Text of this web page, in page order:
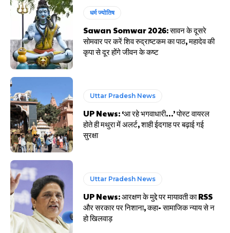
धर्म ज्योतिष
Sawan Somwar 2026: सावन के दूसरे
सोमवार पर करें शिव रुद्राष्टकम का पाठ, महादेव की
कृपा से दूर होंगे जीवन के कष्ट
Uttar Pradesh News
UP News: ‘आ रहे भगवाधारी…’ पोस्ट वायरल
होते ही मथुरा में अलर्ट, शाही ईदगाह पर बढ़ाई गई
सुरक्षा
Uttar Pradesh News
UP News: आरक्षण के मुद्दे पर मायावती का RSS
और सरकार पर निशाना, कहा- सामाजिक न्याय से न
हो खिलवाड़